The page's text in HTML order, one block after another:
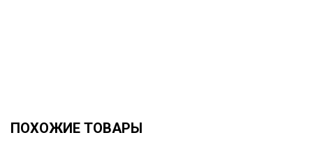
ПОХОЖИЕ ТОВАРЫ